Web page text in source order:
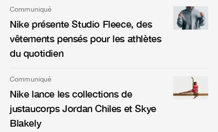
Communiqué
Nike présente Studio Fleece, des
vêtements pensés pour les athlètes
du quotidien
Communiqué
Nike lance les collections de
justaucorps Jordan Chiles et Skye
Blakely